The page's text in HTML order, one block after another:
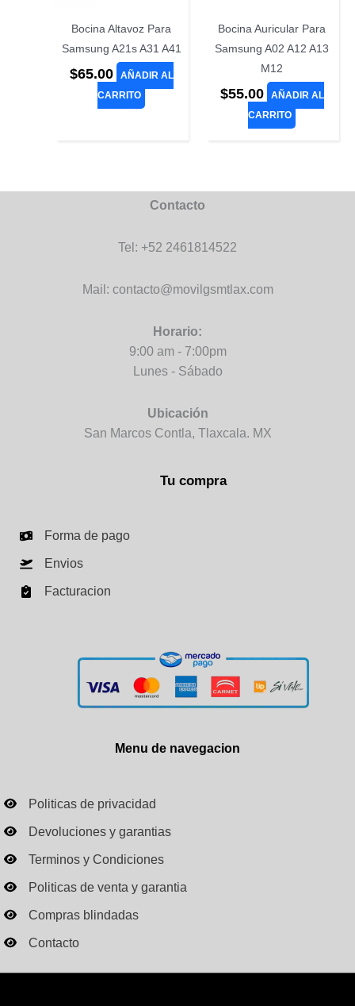
Bocina Altavoz Para
Samsung A21s A31 A41
$65.00
AÑADIR AL
CARRITO
Bocina Auricular Para
Samsung A02 A12 A13
M12
$55.00
AÑADIR AL
CARRITO
Contacto
Tel: +52 2461814522
Mail: contacto@movilgsmtlax.com
Horario:
9:00 am - 7:00pm
Lunes - Sábado
Ubicación
San Marcos Contla, Tlaxcala. MX
Tu compra
Forma de pago
Envios
Facturacion
Menu de navegacion
Politicas de privacidad
Devoluciones y garantias
Terminos y Condiciones
Politicas de venta y garantia
Compras blindadas
Contacto